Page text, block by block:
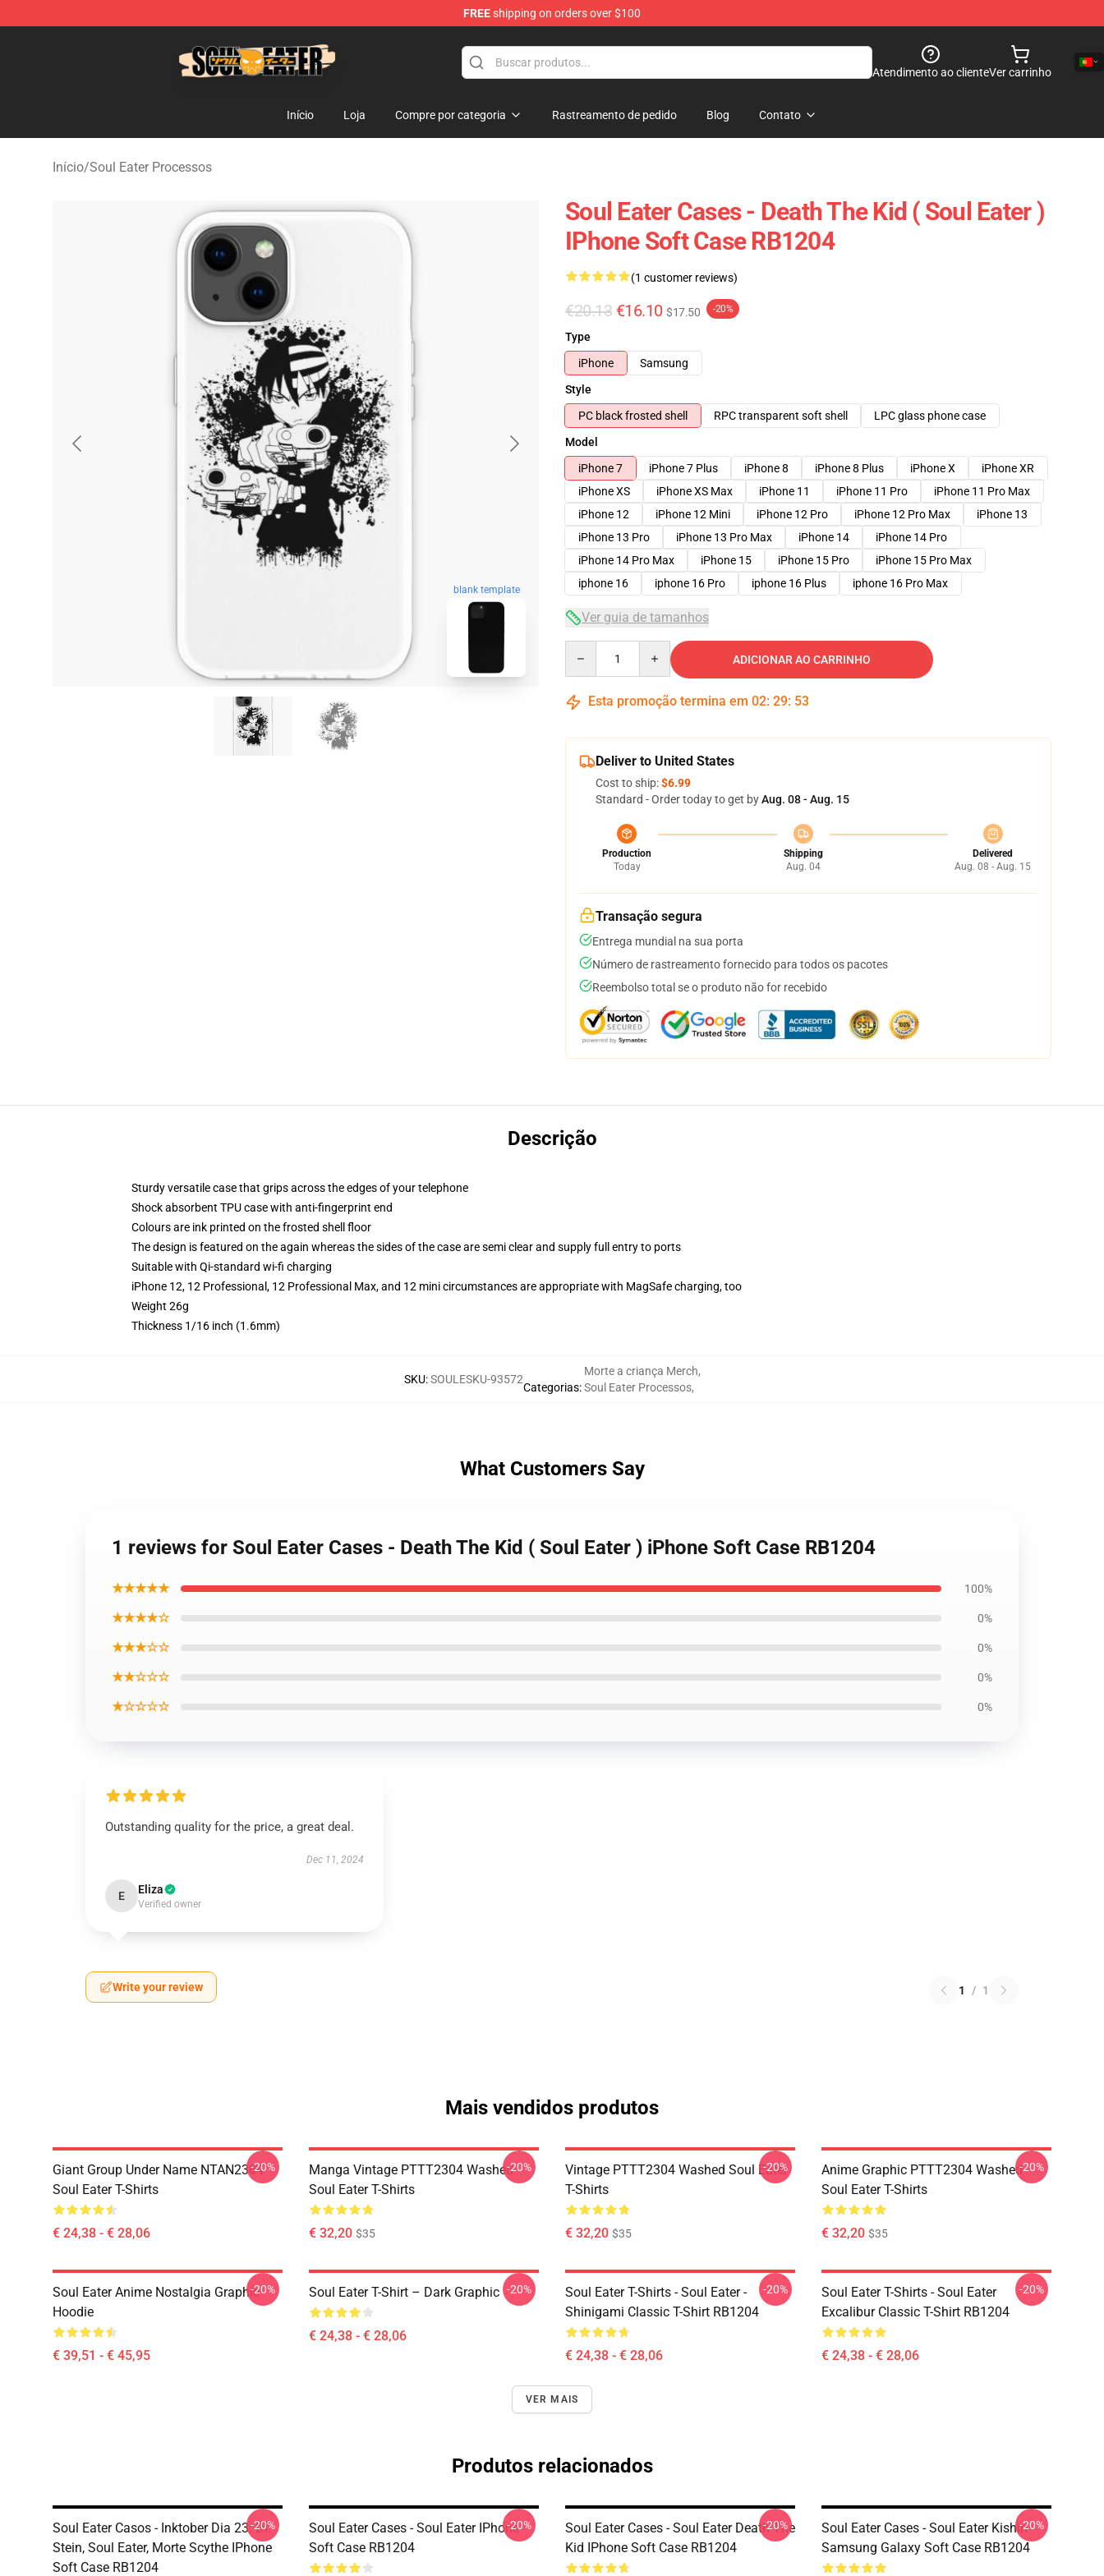
FREEshipping on orders over $100
Atendimento ao clienteVer carrinho
Início Loja Compre por categoria Rastreamento de pedido Blog Contato
Início/Soul Eater Processos
blank template
Soul Eater Cases - Death The Kid ( Soul Eater )
IPhone Soft Case RB1204
(1 customer reviews)
€20.13 €16.10 $17.50 -20%
Type
iPhone
Samsung
Style
PC black frosted shell
RPC transparent soft shell
LPC glass phone case
Model
iPhone 7
iPhone 7 Plus iPhone 8 iPhone 8 Plus iPhone X
iPhone XR
iPhone XS
iPhone XS Max iPhone 11 iPhone 11 Pro
iPhone 11 Pro Max
iPhone 12
iPhone 12 Mini iPhone 12 Pro iPhone 12 Pro Max
iPhone 13
iPhone 13 Pro
iPhone 13 Pro Max iPhone 14
iPhone 14 Pro
iPhone 14 Pro Max
iPhone 15 iPhone 15 Pro
iPhone 15 Pro Max
iphone 16
iphone 16 Pro iphone 16 Plus iphone 16 Pro Max
Ver guia de tamanhos
ADICIONAR AO CARRINHO
Esta promoção termina em 02: 29: 52
Deliver to United States
Cost to ship:$6.99
Standard - Order today to get byAug. 08 - Aug. 15
Production
Today
Shipping
Aug. 04
Delivered
Aug. 08 - Aug. 15
Transação segura
Entrega mundial na sua porta
Número de rastreamento fornecido para todos os pacotes
Reembolso total se o produto não for recebido
Descrição
Sturdy versatile case that grips across the edges of your telephone
Shock absorbent TPU case with anti-fingerprint end
Colours are ink printed on the frosted shell floor
The design is featured on the again whereas the sides of the case are semi clear and supply full entry to ports
Suitable with Qi-standard wi-fi charging
iPhone 12, 12 Professional, 12 Professional Max, and 12 mini circumstances are appropriate with MagSafe charging, too
Weight 26g
Thickness 1/16 inch (1.6mm)
SKU:SOULESKU-93572
Categorias:
Morte a criança Merch,
Soul Eater Processos,
What Customers Say
1 reviews for Soul Eater Cases - Death The Kid ( Soul Eater ) iPhone Soft Case RB1204
★★★★★ 100%
★★★★☆ 0%
★★★☆☆ 0%
★★☆☆☆ 0%
★☆☆☆☆ 0%
Outstanding quality for the price, a great deal.
Dec 11, 2024
E Eliza
Verified owner
Write your review 1 / 1
Mais vendidos produtos
Giant Group Under Name NTAN2304
Soul Eater T-Shirts
€ 24,38 - € 28,06
-20%
Manga Vintage PTTT2304 Washed
Soul Eater T-Shirts
€ 32,20 $35
-20%
Vintage PTTT2304 Washed Soul Eater
T-Shirts
€ 32,20 $35
-20%
Anime Graphic PTTT2304 Washed
Soul Eater T-Shirts
€ 32,20 $35
-20%
Soul Eater Anime Nostalgia Graphic
Hoodie
€ 39,51 - € 45,95
-20% Soul Eater T-Shirt – Dark Graphic
€ 24,38 - € 28,06
-20%
Soul Eater T-Shirts - Soul Eater -
Shinigami Classic T-Shirt RB1204
€ 24,38 - € 28,06
-20%
Soul Eater T-Shirts - Soul Eater
Excalibur Classic T-Shirt RB1204
€ 24,38 - € 28,06
-20%
VER MAIS
Produtos relacionados
Soul Eater Casos - Inktober Dia 23: Dr.
Stein, Soul Eater, Morte Scythe IPhone
Soft Case RB1204
-20%
Soul Eater Cases - Soul Eater IPhone
Soft Case RB1204
-20%
Soul Eater Cases - Soul Eater Death The
Kid IPhone Soft Case RB1204
-20%
Soul Eater Cases - Soul Eater Kishin
Samsung Galaxy Soft Case RB1204
-20%